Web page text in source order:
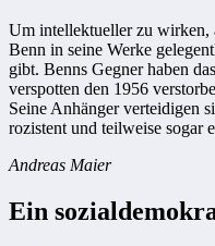
Um intellektueller zu wirken,
Benn in seine Werke
gibt. Benns Gegner haben
verspotten den 1956
Seine Anhänger verteidigen
rozistent und teilweise sogar
Andreas Maier
Ein